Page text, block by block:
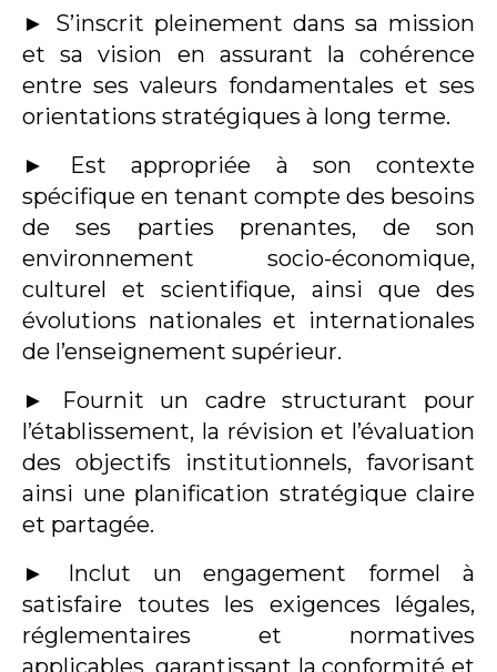
► S’inscrit pleinement dans sa mission
et sa vision en assurant la cohérence
entre ses valeurs fondamentales et ses
orientations stratégiques à long terme.
► Est appropriée à son contexte
spécifique en tenant compte des besoins
de ses parties prenantes, de son
environnement socio-économique,
culturel et scientifique, ainsi que des
évolutions nationales et internationales
de l’enseignement supérieur.
► Fournit un cadre structurant pour
l’établissement, la révision et l’évaluation
des objectifs institutionnels, favorisant
ainsi une planification stratégique claire
et partagée.
► Inclut un engagement formel à
satisfaire toutes les exigences légales,
réglementaires et normatives
applicables, garantissant la conformité et